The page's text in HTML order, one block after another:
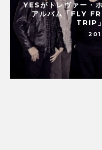
YESがトレヴァー・
アルバム「FLY
TRIP